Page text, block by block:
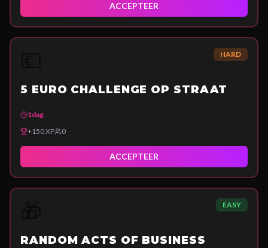
ACCEPTEER
HARD
5 EURO CHALLENGE OP STRAAT
1dag
+150XP 0
ACCEPTEER
EASY
RANDOM ACTS OF BUSINESS